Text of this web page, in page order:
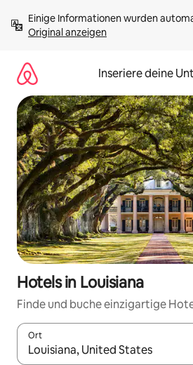
Inhalten
springenOriginal anzeigen
Inseriere deine
Hotels in Louisiana
Finde und buche einzigartige
Ort
Wenn Ergebnisse verfügbar sind,